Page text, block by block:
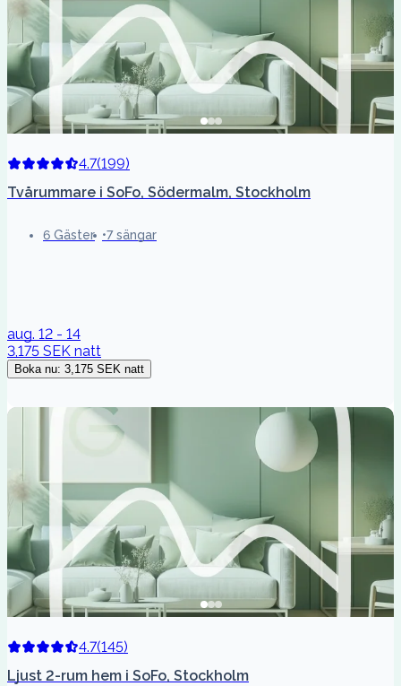
4.7(199)
Tvårummare i SoFo, Södermalm, Stockholm
6 Gäster 7 sängar
aug. 12 - 14
3,175 SEK natt
Boka nu: 3,175 SEK natt
4.7(145)
Ljust 2-rum hem i SoFo, Stockholm